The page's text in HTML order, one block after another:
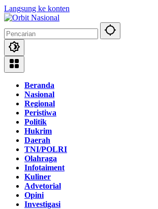
Langsung ke konten
Beranda
Nasional
Regional
Peristiwa
Politik
Hukrim
Daerah
TNI/POLRI
Olahraga
Infotaiment
Kuliner
Advetorial
Opini
Investigasi